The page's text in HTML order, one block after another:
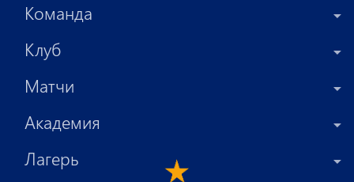
Команда
Клуб
Матчи
Академия
Лагерь